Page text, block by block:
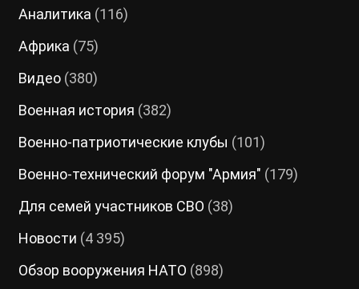
Аналитика (116)
Африка (75)
Видео(380)
Военная история (382)
Военно-патриотические клубы (101)
Военно-технический форум "Армия" (179)
Для семей участников СВО (38)
Новости (4 395)
Обзор вооружения НАТО (898)